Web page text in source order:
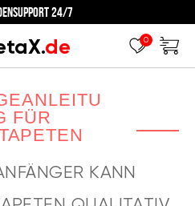
24/7
de 0
FÜR
KANN